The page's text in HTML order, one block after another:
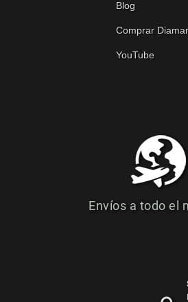
Blog
Comprar
YouTube
Envíos a todo el